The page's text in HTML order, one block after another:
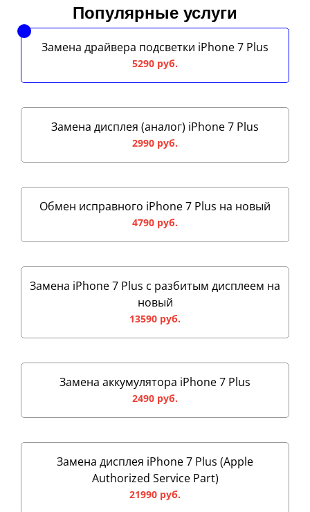
Популярные услуги
Замена драйвера подсветки iPhone 7 Plus
5290 руб.
Замена дисплея (аналог) iPhone 7 Plus
2990 руб.
Обмен исправного iPhone 7 Plus на новый
4790 руб.
Замена iPhone 7 Plus с разбитым дисплеем на
новый
13590 руб.
Замена аккумулятора iPhone 7 Plus
2490 руб.
Замена дисплея iPhone 7 Plus (Apple
Authorized Service Part)
21990 руб.